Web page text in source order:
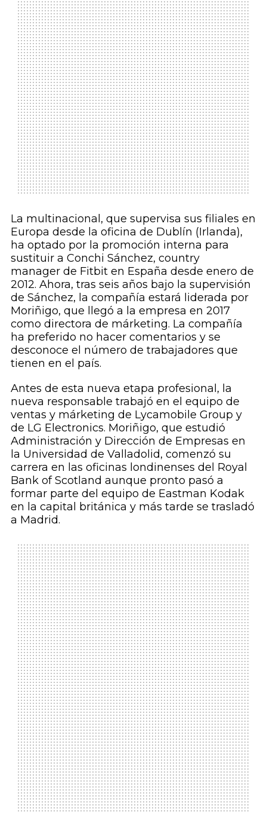
La multinacional, que supervisa sus filiales en
Europa desde la oficina de Dublín (Irlanda),
ha optado por la promoción interna para
sustituir a Conchi Sánchez, country
manager de Fitbit en España desde enero de
2012. Ahora, tras seis años bajo la supervisión
de Sánchez, la compañía estará liderada por
Moriñigo, que llegó a la empresa en 2017
como directora de márketing. La compañía
ha preferido no hacer comentarios y se
desconoce el número de trabajadores que
tienen en el país.
Antes de esta nueva etapa profesional, la
nueva responsable trabajó en el equipo de
ventas y márketing de Lycamobile Group y
de LG Electronics. Moriñigo, que estudió
Administración y Dirección de Empresas en
la Universidad de Valladolid, comenzó su
carrera en las oficinas londinenses del Royal
Bank of Scotland aunque pronto pasó a
formar parte del equipo de Eastman Kodak
en la capital británica y más tarde se trasladó
a Madrid.